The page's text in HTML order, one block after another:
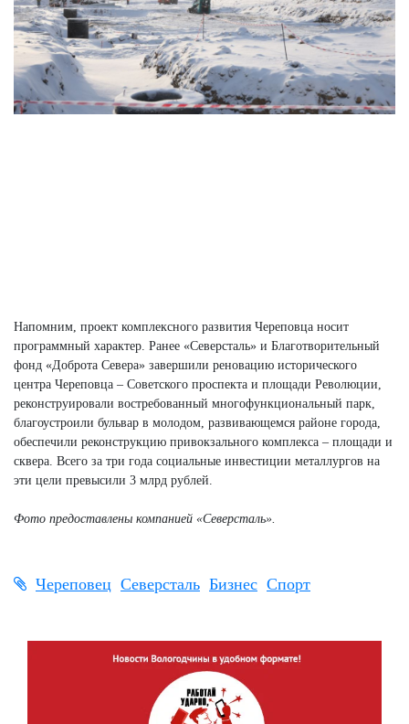
Напомним, проект комплексного развития Череповца носит
программный характер. Ранее «Северсталь» и Благотворительный
фонд «Доброта Севера» завершили реновацию исторического
центра Череповца – Советского проспекта и площади Революции,
реконструировали востребованный многофункциональный парк,
благоустроили бульвар в молодом, развивающемся районе города,
обеспечили реконструкцию привокзального комплекса – площади и
сквера. Всего за три года социальные инвестиции металлургов на
эти цели превысили 3 млрд рублей.
Фото предоставлены компанией «Северсталь».
Череповец Северсталь Бизнес Спорт